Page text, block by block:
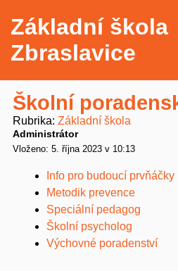
Základní škola
Zbraslavice
Školní
Rubrika Základní škola
Administrátor
Vloženo: 5. října 2023 v 10:13
Info pro budoucí prvňáčky
Metodik prevence
Speciální pedagog
Školní psycholog
Výchovné poradenství